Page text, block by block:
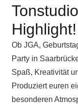
Highlight!
Ob JGA,
Party in
Spaß, Kreativität
Produziert euren
besonderen